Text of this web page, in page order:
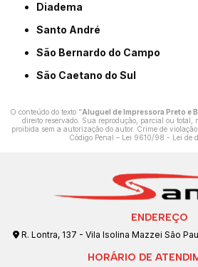
Diadema
Santo André
São Bernardo do Campo
São Caetano do Sul
O conteúdo do texto "Aluguel de Impressora Preto e
direito reservado. Sua reprodução, parcial ou total,
proibida sem a autorização do autor. Crime de
Código Penal –
Lei 9610/98 - Lei de
ENDEREÇO
R. Lontra, 137 - Vila Isolina Mazzei São
HORÁRIO DE